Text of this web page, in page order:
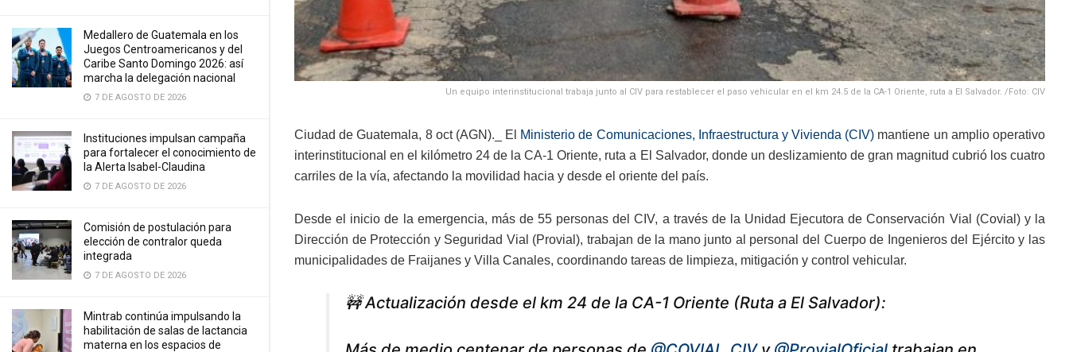
Medallero de Guatemala en los
Juegos Centroamericanos y del
Caribe Santo Domingo 2026: así
marcha la delegación nacional
7 DE AGOSTO DE 2026
Instituciones impulsan campaña
para fortalecer el conocimiento de
la Alerta Isabel-Claudina
7 DE AGOSTO DE 2026
Comisión de postulación para
elección de contralor queda
integrada
7 DE AGOSTO DE 2026
Mintrab continúa impulsando la
habilitación de salas de lactancia
materna en los espacios de
Un equipo interinstitucional trabaja junto al CIV para restablecer el paso vehicular en el km 24.5 de la CA-1 Oriente, ruta a El Salvador. /Foto: CIV
Ciudad de Guatemala, 8 oct (AGN)._ El Ministerio de Comunicaciones, Infraestructura y Vivienda (CIV) mantiene un amplio operativo
interinstitucional en el kilómetro 24 de la CA-1 Oriente, ruta a El Salvador, donde un deslizamiento de gran magnitud cubrió los cuatro
carriles de la vía, afectando la movilidad hacia y desde el oriente del país.
Desde el inicio de la emergencia, más de 55 personas del CIV, a través de la Unidad Ejecutora de Conservación Vial (Covial) y la
Dirección de Protección y Seguridad Vial (Provial), trabajan de la mano junto al personal del Cuerpo de Ingenieros del Ejército y las
municipalidades de Fraijanes y Villa Canales, coordinando tareas de limpieza, mitigación y control vehicular.
🚧 Actualización desde el km 24 de la CA-1 Oriente (Ruta a El Salvador):